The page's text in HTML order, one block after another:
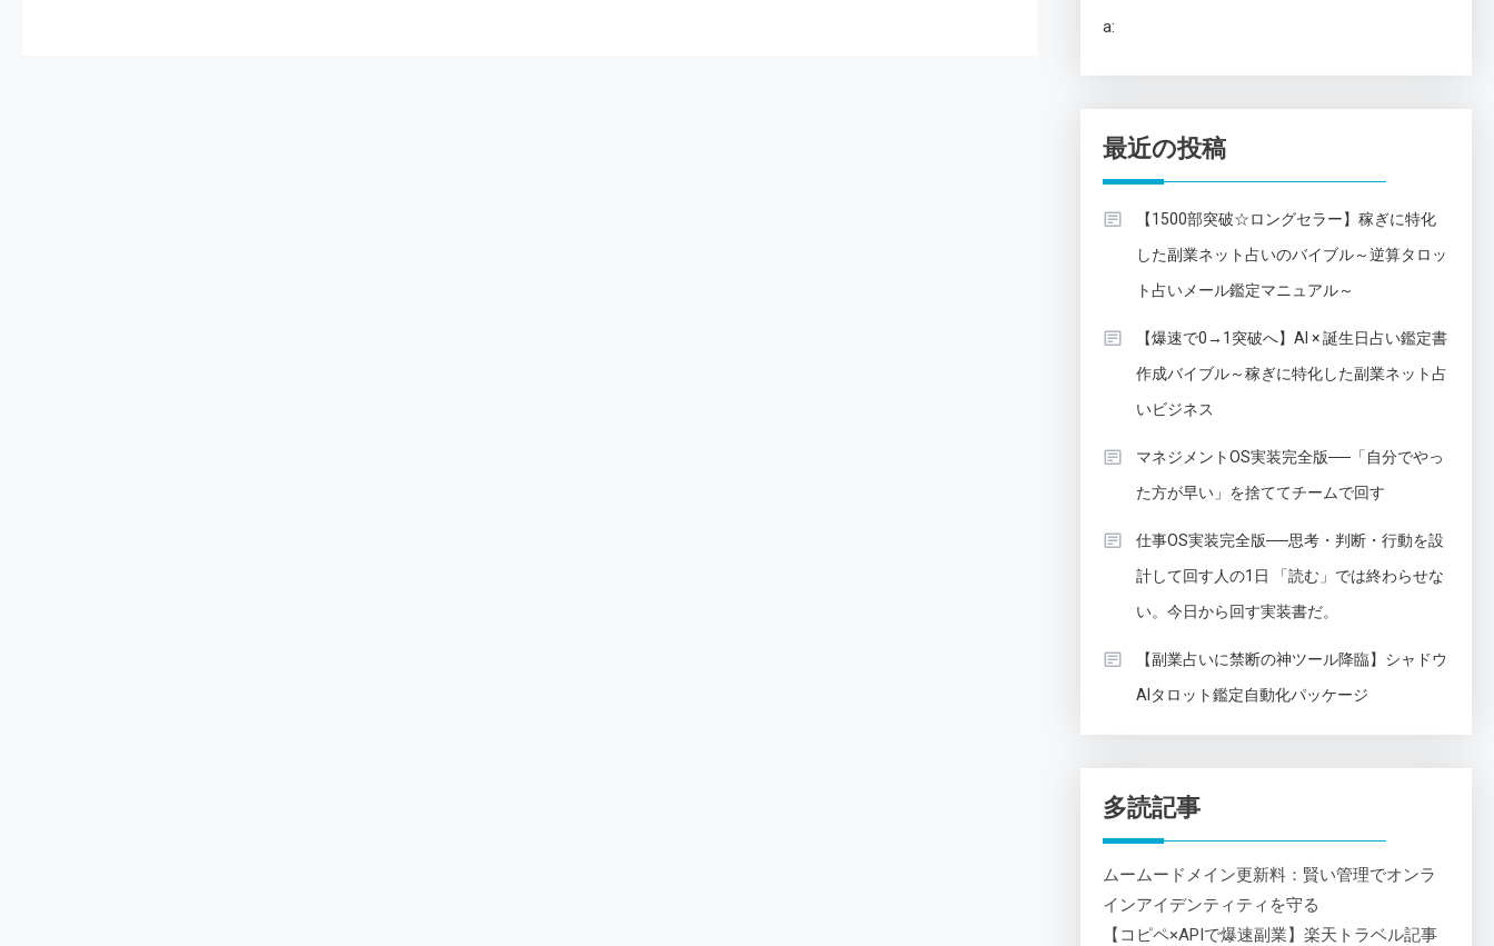
a:
最近の投稿
【1500部突破☆ロングセラー】稼ぎに特化
した副業ネット占いのバイブル～逆算タロッ
ト占いメール鑑定マニュアル～
【爆速で0→1突破へ】AI × 誕生日占い鑑定書
作成バイブル～稼ぎに特化した副業ネット占
いビジネス
マネジメントOS実装完全版──「自分でやっ
た方が早い」を捨ててチームで回す
仕事OS実装完全版──思考・判断・行動を設
計して回す人の1日 「読む」では終わらせな
い。今日から回す実装書だ。
【副業占いに禁断の神ツール降臨】シャドウ
AIタロット鑑定自動化パッケージ
多読記事
ムームードメイン更新料：賢い管理でオンラ
インアイデンティティを守る
【コピペ×APIで爆速副業】楽天トラベル記事